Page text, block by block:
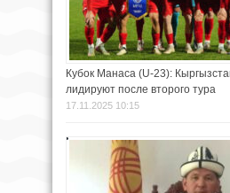
Кубок Манаса (U-23):
лидируют после второго тура
17.11.2025 10:15